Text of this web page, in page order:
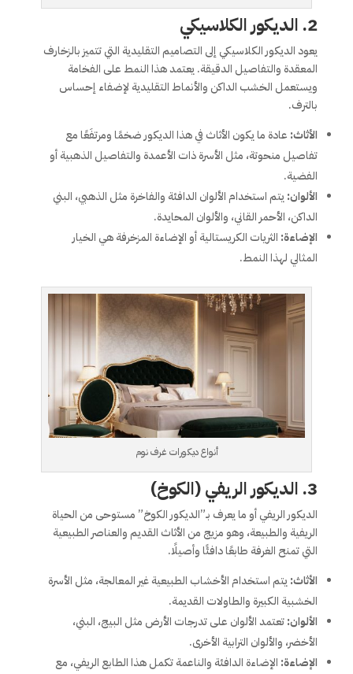
2. الديكور الكلاسيكي
يعود الديكور الكلاسيكي إلى التصاميم التقليدية التي تتميز بالزخارف
المعقدة والتفاصيل الدقيقة. يعتمد هذا النمط على الفخامة
ويستعمل الخشب الداكن والأنماط التقليدية لإضفاء إحساس
بالترف.
الأثاث: عادة ما يكون الأثاث في هذا الديكور ضخمًا ومرتفَعًا مع
تفاصيل منحوتة، مثل الأسرة ذات الأعمدة والتفاصيل الذهبية أو
الفضية.
الألوان: يتم استخدام الألوان الدافئة والفاخرة مثل الذهبي، البني
الداكن، الأحمر القاني، والألوان المحايدة.
الإضاءة: الثريات الكريستالية أو الإضاءة المزخرفة هي الخيار
المثالي لهذا النمط.
أنواع ديكورات غرف نوم
3. الديكور الريفي (الكوخ)
الديكور الريفي أو ما يعرف بـ”الديكور الكوخ” مستوحى من الحياة
الريفية والطبيعة، وهو مزيج من الأثاث القديم والعناصر الطبيعية
التي تمنح الغرفة طابعًا دافئًا وأصيلًا.
الأثاث: يتم استخدام الأخشاب الطبيعية غير المعالجة، مثل الأسرة
الخشبية الكبيرة والطاولات القديمة.
الألوان:تعتمد الألوان على تدرجات الأرض مثل البيج، البني،
الأخضر، والألوان الترابية الأخرى.
الإضاءة: الإضاءة الدافئة والناعمة تكمل هذا الطابع الريفي، مع